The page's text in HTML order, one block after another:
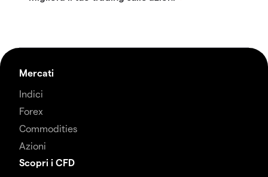
Mercati
Indici
Forex
Commodities
Azioni
Scopri i CFD